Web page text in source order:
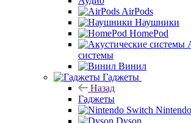
AirPods
Наушники
HomePod
системы
Винил
Гаджеты
Назад
Гаджеты
Dyson